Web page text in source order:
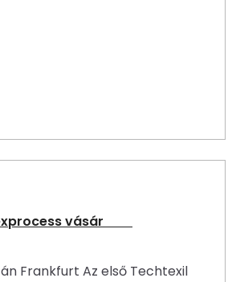
vásár
Frankfurt Az első Techtexil